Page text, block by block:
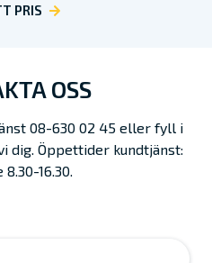
PRIS
OSS
08-630 02 45 eller fyll i
dig. Öppettider kundtjänst:
16.30.